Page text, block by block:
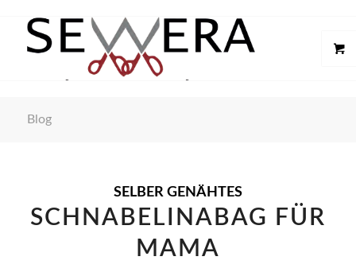
Blog
SELBER GENÄHTES
SCHNABELINABAG FÜR
MAMA